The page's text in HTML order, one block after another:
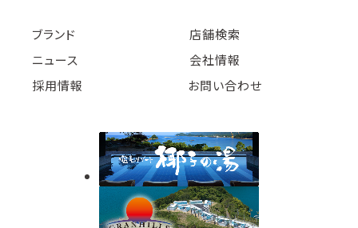
ブランド
店舗検索
ニュース
会社情報
採用情報
お問い合わせ